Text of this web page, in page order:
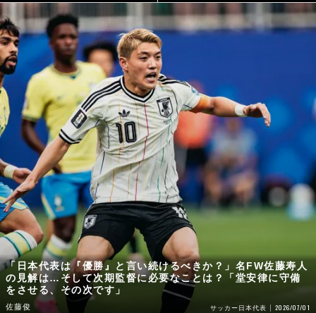
「日本代表は『優勝』と言い続けるべきか？」名FW佐藤寿人
の見解は…そして次期監督に必要なことは？「堂安律に守備
をさせる、その次です」
佐藤俊 サッカー日本代表 2026/07/01